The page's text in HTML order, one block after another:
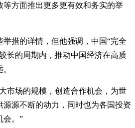
等方面推出更多更有效和务实的举
举措的详情，但他强调，中国“完全
长的周期内，推动中国经济在高质
市场的规模，创造合作机会，为世
源不断的动力，同时也为各国投资
会。”